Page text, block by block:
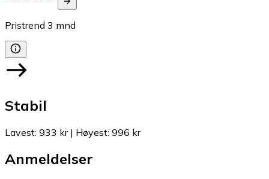
Pristrend 3 mnd
Stabil
Lavest: 933 kr| Høyest: 996 kr
Anmeldelser